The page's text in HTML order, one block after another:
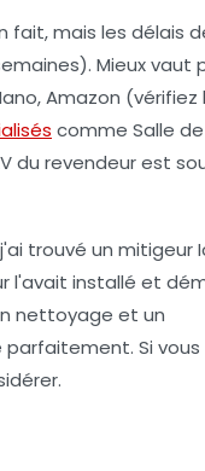
fait, mais les délais
Mieux vaut
Amazon (vérifiez
comme Salle
du revendeur est
trouvé un mitigeur
l'avait installé et
nettoyage et un
Si